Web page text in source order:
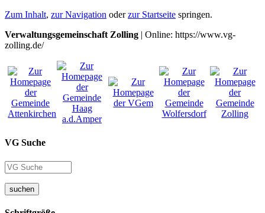
Zum Inhalt, zur Navigation oderzur Startseite springen.
Verwaltungsgemeinschaft Zolling | Online: https://www.vg-
zolling.de/
VG Suche
suchen